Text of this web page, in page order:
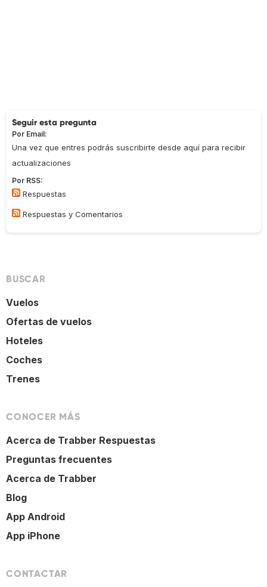
Seguir esta pregunta
Por Email:
Una vez que entres podrás suscribirte desde aquí para recibir
actualizaciones
Por RSS:
Respuestas
Respuestas y Comentarios
BUSCAR
Vuelos
Ofertas de vuelos
Hoteles
Coches
Trenes
CONOCER MÁS
Acerca de Trabber Respuestas
Preguntas frecuentes
Acerca de Trabber
Blog
App Android
App iPhone
CONTACTAR